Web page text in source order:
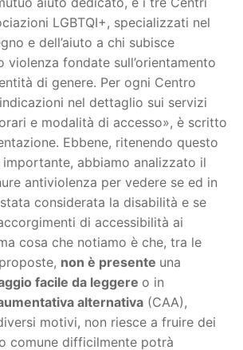
LGBTQI+, specializzati nel
e dell’aiuto a chi subisce
violenza fondate sull’orientamento
di genere. Per ogni Centro
nel dettaglio sui servizi
e modalità di accesso», è scritto
Ebbene, ritenendo questo
abbiamo analizzato il
antiviolenza per vedere se ed in
considerata la disabilità e se
di accessibilità ai
cosa che notiamo è che, tra le
non è presente una
facile da leggere o in
alternativa (CAA),
motivi, non riesce a fruire dei
comune difficilmente potrà